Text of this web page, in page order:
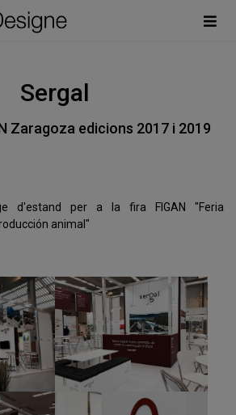
Sergal
Zaragoza edicions 2017 i 2019
d'estand per a la fira FIGAN "Feria
animal"